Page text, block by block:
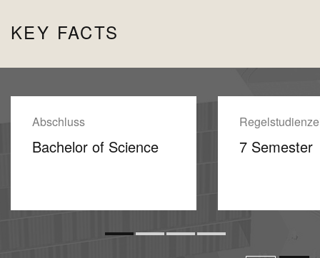
KEY FACTS
Abschluss
Bachelor of Science 7 Semester